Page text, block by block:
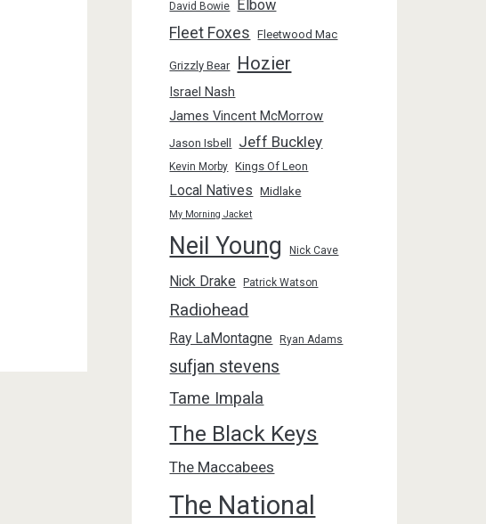
David Bowie Elbow
Fleet Foxes Fleetwood Mac
Grizzly Bear Hozier
Israel Nash
James Vincent McMorrow
Jason Isbell Jeff Buckley
Kevin Morby Kings Of Leon
Local Natives Midlake
My Morning Jacket
Neil Young Nick Cave
Nick Drake Patrick Watson
Radiohead
Ray LaMontagne Ryan Adams
sufjan stevens
Tame Impala
The Black Keys
The Maccabees
The National